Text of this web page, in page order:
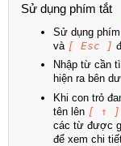
Sử dụng phím tắt
Sử dụng phím
và [ Esc ]
Nhập từ cần
hiện ra bên
Khi con trỏ
tên lên [ ↑ ]
các từ được
để xem chi